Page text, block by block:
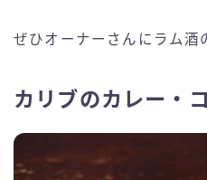
ぜひオーナーさんにラム酒
カリブのカレー・